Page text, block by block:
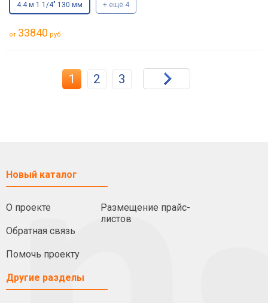
4.4 м 1 1/4" 130 мм + ещё 4
от 33840 руб.
1 2 3
Новый каталог
О проекте
Обратная связь
Помочь проекту
Размещение прайс-
листов
Другие разделы